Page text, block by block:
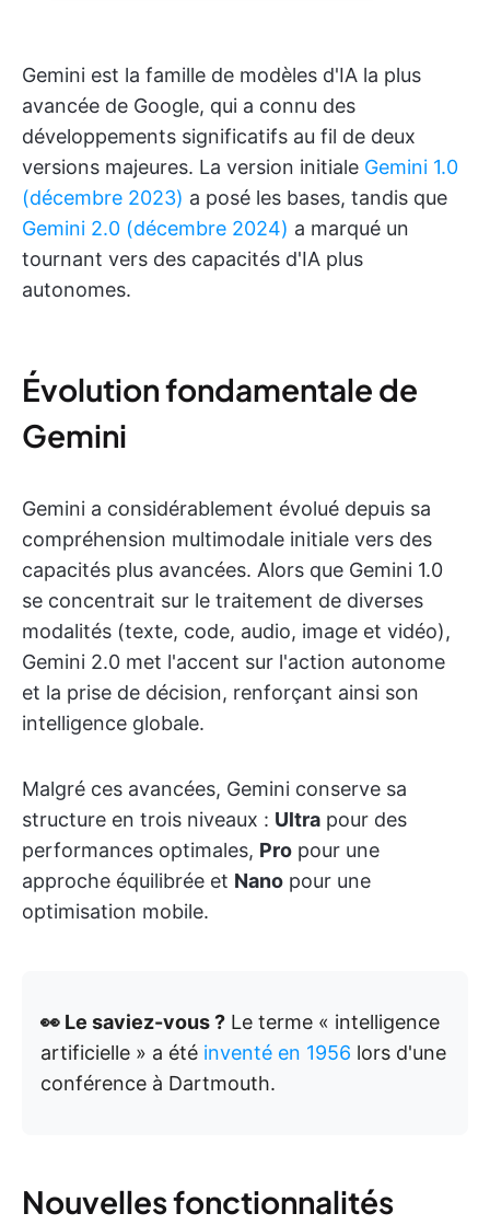
Gemini est la famille de modèles d'IA la plus
avancée de Google, qui a connu des
développements significatifs au fil de deux
versions majeures. La version initiale Gemini 1.0
(décembre 2023) a posé les bases, tandis que
Gemini 2.0 (décembre 2024) a marqué un
tournant vers des capacités d'IA plus
autonomes.
Évolution fondamentale de
Gemini
Gemini a considérablement évolué depuis sa
compréhension multimodale initiale vers des
capacités plus avancées. Alors que Gemini 1.0
se concentrait sur le traitement de diverses
modalités (texte, code, audio, image et vidéo),
Gemini 2.0 met l'accent sur l'action autonome
et la prise de décision, renforçant ainsi son
intelligence globale.
Malgré ces avancées, Gemini conserve sa
structure en trois niveaux : Ultra pour des
performances optimales, Pro pour une
approche équilibrée et Nano pour une
optimisation mobile.
👀 Le saviez-vous ? Le terme « intelligence
artificielle » a été inventé en 1956 lors d'une
conférence à Dartmouth.
Nouvelles fonctionnalités